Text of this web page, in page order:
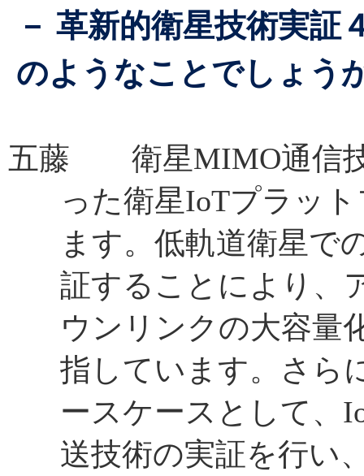
－ 革新的衛星技術実証
のようなことでしょう
五藤 衛星MIMO通信技
った衛星IoTプラッ
ます。低軌道衛星で
証することにより、
ウンリンクの大容量
指しています。さら
ースケースとして、
送技術の実証を行い